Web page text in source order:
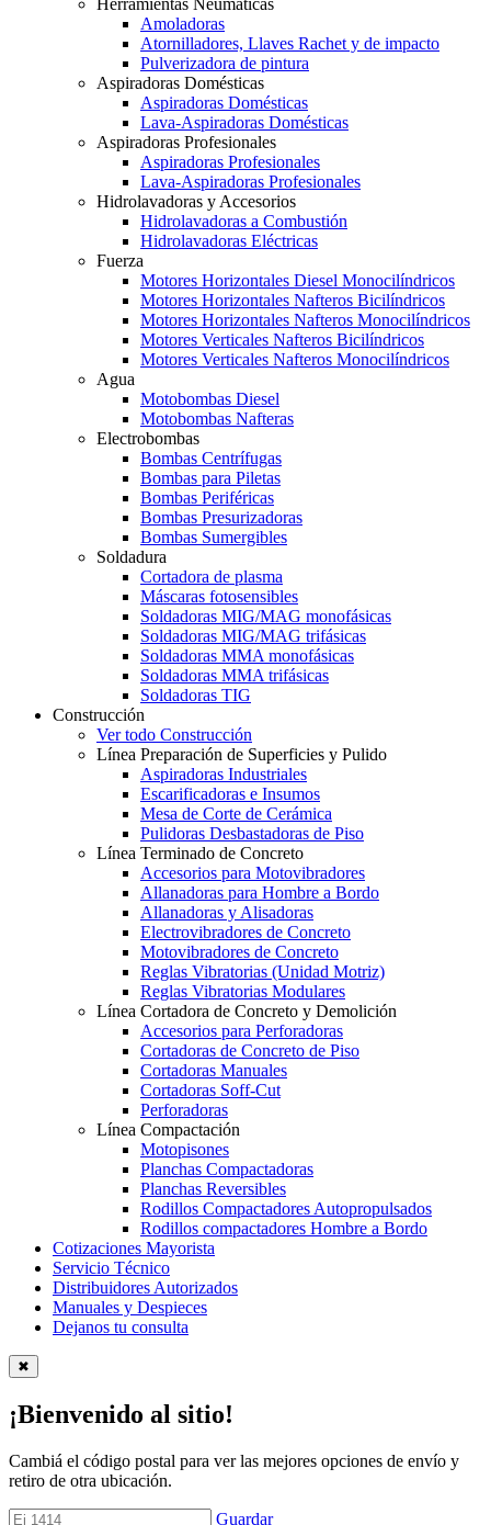
Herramientas Neumáticas
Amoladoras
Atornilladores, Llaves Rachet y de impacto
Pulverizadora de pintura
Aspiradoras Domésticas
Aspiradoras Domésticas
Lava-Aspiradoras Domésticas
Aspiradoras Profesionales
Aspiradoras Profesionales
Lava-Aspiradoras Profesionales
Hidrolavadoras y Accesorios
Hidrolavadoras a Combustión
Hidrolavadoras Eléctricas
Fuerza
Motores Horizontales Diesel Monocilíndricos
Motores Horizontales Nafteros Bicilíndricos
Motores Horizontales Nafteros Monocilíndricos
Motores Verticales Nafteros Bicilíndricos
Motores Verticales Nafteros Monocilíndricos
Agua
Motobombas Diesel
Motobombas Nafteras
Electrobombas
Bombas Centrífugas
Bombas para Piletas
Bombas Periféricas
Bombas Presurizadoras
Bombas Sumergibles
Soldadura
Cortadora de plasma
Máscaras fotosensibles
Soldadoras MIG/MAG monofásicas
Soldadoras MIG/MAG trifásicas
Soldadoras MMA monofásicas
Soldadoras MMA trifásicas
Soldadoras TIG
Construcción
Ver todo Construcción
Línea Preparación de Superficies y Pulido
Aspiradoras Industriales
Escarificadoras e Insumos
Mesa de Corte de Cerámica
Pulidoras Desbastadoras de Piso
Línea Terminado de Concreto
Accesorios para Motovibradores
Allanadoras para Hombre a Bordo
Allanadoras y Alisadoras
Electrovibradores de Concreto
Motovibradores de Concreto
Reglas Vibratorias (Unidad Motriz)
Reglas Vibratorias Modulares
Línea Cortadora de Concreto y Demolición
Accesorios para Perforadoras
Cortadoras de Concreto de Piso
Cortadoras Manuales
Cortadoras Soff-Cut
Perforadoras
Línea Compactación
Motopisones
Planchas Compactadoras
Planchas Reversibles
Rodillos Compactadores Autopropulsados
Rodillos compactadores Hombre a Bordo
Cotizaciones Mayorista
Servicio Técnico
Distribuidores Autorizados
Manuales y Despieces
Dejanos tu consulta
✖
¡Bienvenido al sitio!
Cambiá el código postal para ver las mejores opciones de envío y
retiro de otra ubicación.
Guardar